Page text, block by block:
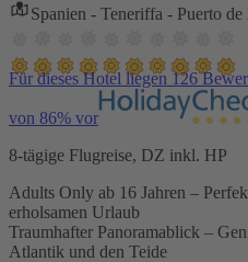
Spanien - Teneriffa - Puerto de
Für dieses Hotel liegen 126
von 86% vor
8-tägige Flugreise, DZ inkl. HP
Adults Only ab 16 Jahren –
erholsamen Urlaub
Traumhafter Panoramablick –
Atlantik und den Teide